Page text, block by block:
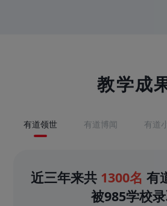
教学成
有道领世 有道博闻 有道
近三年来共 1300名 有
被985学校